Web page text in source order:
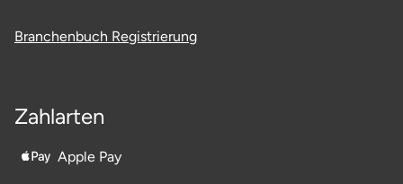
Branchenbuch Registrierung
Zahlarten
Apple Pay
Passau
Pforzheim